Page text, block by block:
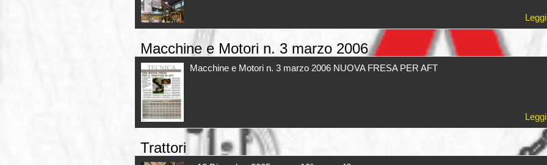
Macchine e Motori n. 3 marzo 2006
Macchine e Motori n. 3 marzo 2006 NUOVA FRESA PER AFT
Trattori